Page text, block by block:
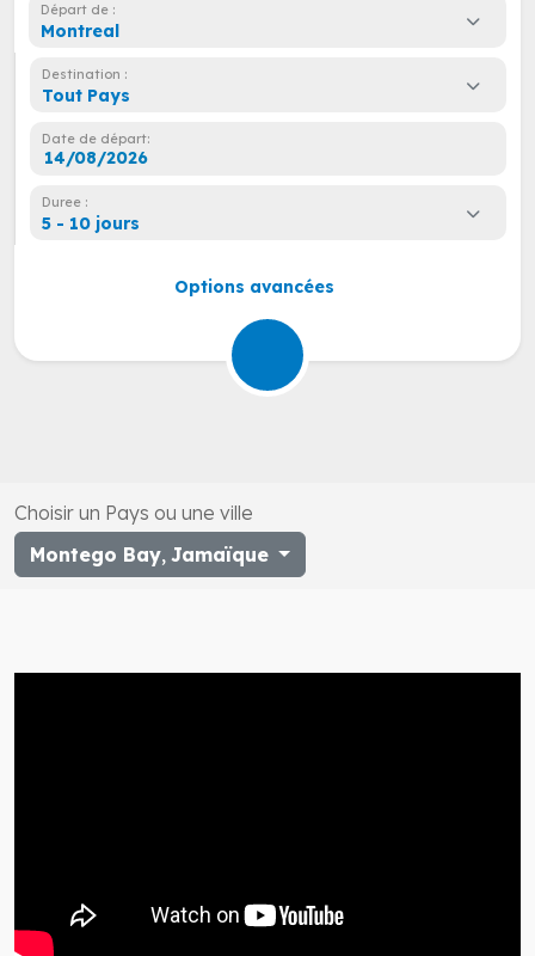
Départ de :
Montreal
Destination :
Tout Pays
Date de départ:
Duree :
5 - 10 jours
Options avancées
Choisir un Pays ou une ville
Montego Bay, Jamaïque